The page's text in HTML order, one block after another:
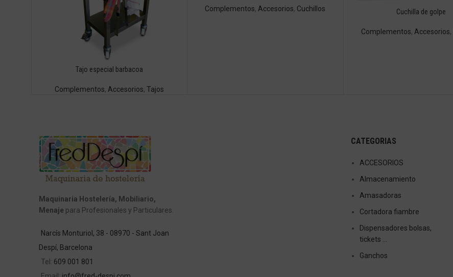
Tajo especial barbacoa
Complementos,Accesorios,Tajos
Complementos,Accesorios, Cuchillos Cuchilla de golpe
Complementos, Accesorios,
Maquinaria Hostelería, Mobiliario,
Menaje para Profesionales y Particulares.
Narcís Monturiol, 38 - 08970 - Sant Joan
Despí, Barcelona
Tel: 609 001 801
CATEGORIAS
ACCESORIOS
Almacenamiento
Amasadoras
Cortadora fiambre
Dispensadores bolsas,
tickets …
Ganchos